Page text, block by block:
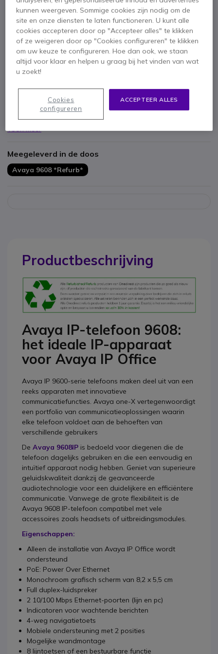
Belangrijkste kenmerken
Monochroom grafisch scherm van 8 2 x 5 5 cm
Full Duplex-luidspreker
8 programmeerbare functietoetsen
Toon meer
Meegeleverd in de doos
Avaya 9608 *Refurb*
Productbeschrijving
Avaya IP-telefoon 9608:
het ideale IP-apparaat
voor Avaya IP Office
Avaya IP 9600-serie telefoons maken deel uit van een
reeks apparaten met innovatieve
communicatiefuncties. Avaya one-X vertegenwoordigt
een portfolio van communicatieoplossingen waarin
elke telefoon voldoet aan de behoeften van
verschillende gebruikers
De Avaya 9608IP is bedoeld voor diegenen die de
telefoon dagelijks gebruiken en die een eenvoudig en
intuïtief apparaat nodig hebben. Geniet van superieure
geluidskwaliteit dankzij de geavanceerde
audiotechnologie voor een duidelijkere en efficiëntere
communicatie. Vanwege de grote flexibiliteit is de
Avaya 9608 IP-telefoon compatibel met vele
accessoires zoals headsets of uitbreidingsmodules.
Eigenschappen:
Alleen de installatie van Avaya IP Office wordt
ondersteund
PoE: Power Over Ethernet
Monochroom grafisch scherm van 8,2 x 5,5 cm
Full duplex-luidspreker
2 10/100 Mbps Ethernet-poorten (lijn en pc)
Indicatoren voor wachtende berichten
4-weg navigatietoets
Mobiele ondersteuning met 2 posities
Mogelijke wandmontage
8 lijntoetsen of een bestuurbare functie
kunnen weergeven. Sommige cookies zijn nodig om de
site en onze diensten te laten functioneren. U kunt alle
cookies accepteren door op "Accepteer alles" te klikken
of ze weigeren door op "Cookies configureren" te klikken
om uw keuze te configureren. Hoe dan ook, we staan
altijd voor klaar en helpen u graag bij het vinden van wat
u zoekt!
ACCEPTEER ALLES
Cookies
configureren